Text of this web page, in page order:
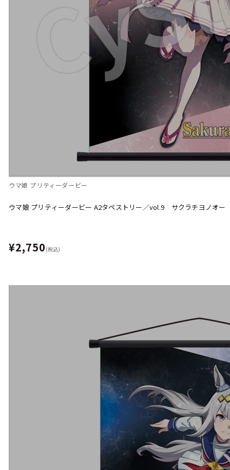
ウマ娘 プリティーダービー
ウマ娘 プリティーダービー A2タペストリー／vol.9 サクラチヨノオー
¥2,750 (税込)